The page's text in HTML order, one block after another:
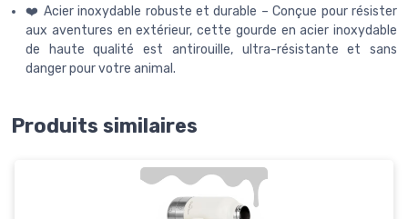
❤️ Acier inoxydable robuste et durable – Conçue pour résister
aux aventures en extérieur, cette gourde en acier inoxydable
de haute qualité est antirouille, ultra-résistante et sans
danger pour votre animal.
Produits similaires